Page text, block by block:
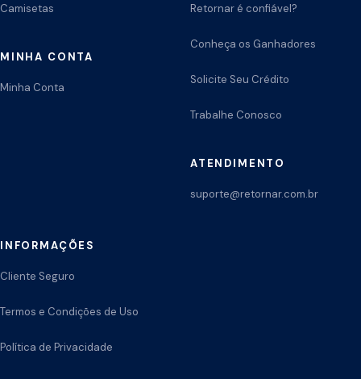
Camisetas
MINHA CONTA
Minha Conta
Retornar é confiável?
Conheça os Ganhadores
Solicite Seu Crédito
Trabalhe Conosco
ATENDIMENTO
suporte@retornar.com.br
INFORMAÇÕES
Cliente Seguro
Termos e Condições de Uso
Política de Privacidade